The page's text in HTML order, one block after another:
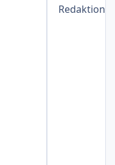
Redaktion